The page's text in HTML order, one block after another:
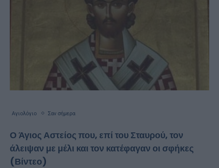
Αγιολόγιο Σαν σήμερα
Ο Άγιος Αστείος που, επί του Σταυρού, τον
άλειψαν με μέλι και τον κατέφαγαν οι σφήκες
(Βίντεο)